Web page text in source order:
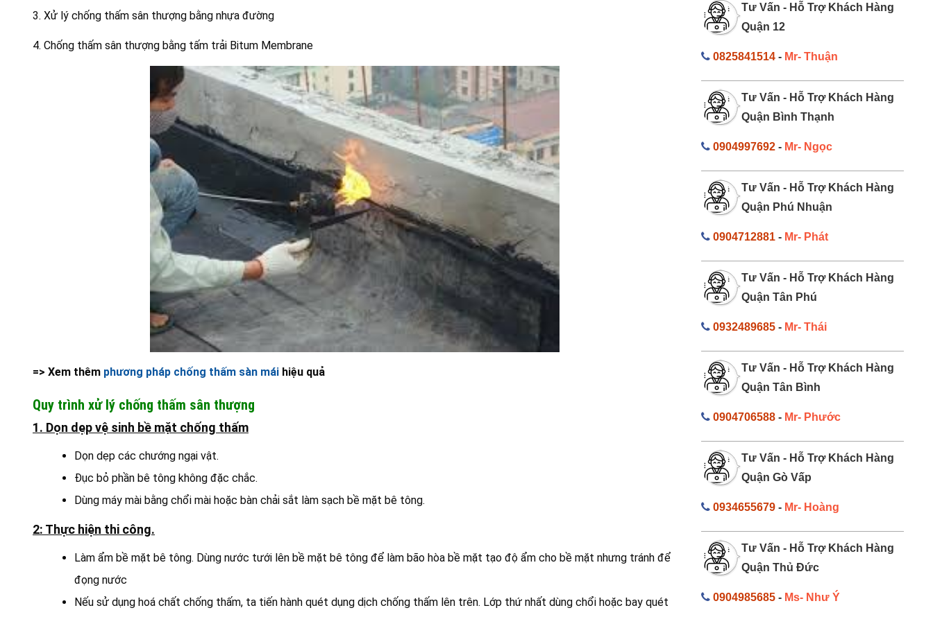
3. Xử lý chống thấm sân thượng bằng nhựa đường
4. Chống thấm sân thượng bằng tấm trải Bitum Membrane
=> Xem thêm phương pháp chống thấm sàn mái hiệu quả
Quy trình xử lý chống thấm sân thượng
1. Dọn dẹp vệ sinh bề mặt chống thấm
Dọn dẹp các chướng ngại vật.
Đục bỏ phần bê tông không đặc chắc.
Dùng máy mài bằng chổi mài hoặc bàn chải sắt làm sạch bề mặt bê tông.
2: Thực hiện thi công.
Làm ẩm bề mặt bê tông. Dùng nước tưới lên bề mặt bê tông để làm bão hòa bề mặt tạo độ ẩm cho bề mặt nhưng tránh để
đọng nước
Nếu sử dụng hoá chất chống thấm, ta tiến hành quét dụng dịch chống thấm lên trên. Lớp thứ nhất dùng chổi hoặc bay quét
Tư Vấn - Hỗ Trợ Khách Hàng
Quận 12
0825841514- Mr- Thuận
Tư Vấn - Hỗ Trợ Khách Hàng
Quận Bình Thạnh
0904997692- Mr- Ngọc
Tư Vấn - Hỗ Trợ Khách Hàng
Quận Phú Nhuận
0904712881- Mr- Phát
Tư Vấn - Hỗ Trợ Khách Hàng
Quận Tân Phú
0932489685- Mr- Thái
Tư Vấn - Hỗ Trợ Khách Hàng
Quận Tân Bình
0904706588- Mr- Phước
Tư Vấn - Hỗ Trợ Khách Hàng
Quận Gò Vấp
0934655679- Mr- Hoàng
Tư Vấn - Hỗ Trợ Khách Hàng
Quận Thủ Đức
0904985685- Ms- Như Ý